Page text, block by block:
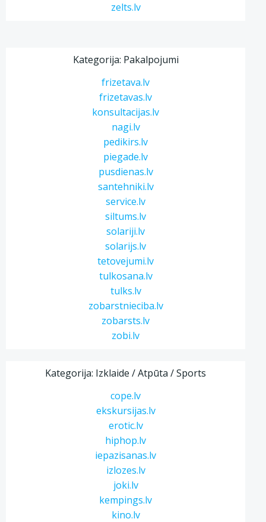
zelts.lv
Kategorija: Pakalpojumi
frizetava.lv
frizetavas.lv
konsultacijas.lv
nagi.lv
pedikirs.lv
piegade.lv
pusdienas.lv
santehniki.lv
service.lv
siltums.lv
solariji.lv
solarijs.lv
tetovejumi.lv
tulkosana.lv
tulks.lv
zobarstnieciba.lv
zobarsts.lv
zobi.lv
Kategorija: Izklaide / Atpūta / Sports
cope.lv
ekskursijas.lv
erotic.lv
hiphop.lv
iepazisanas.lv
izlozes.lv
joki.lv
kempings.lv
kino.lv